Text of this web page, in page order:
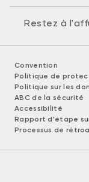
Restez à
Convention
Politique de
Politique sur les
ABC de la sécurité
Accessibilité
Rapport d'étape
Processus de